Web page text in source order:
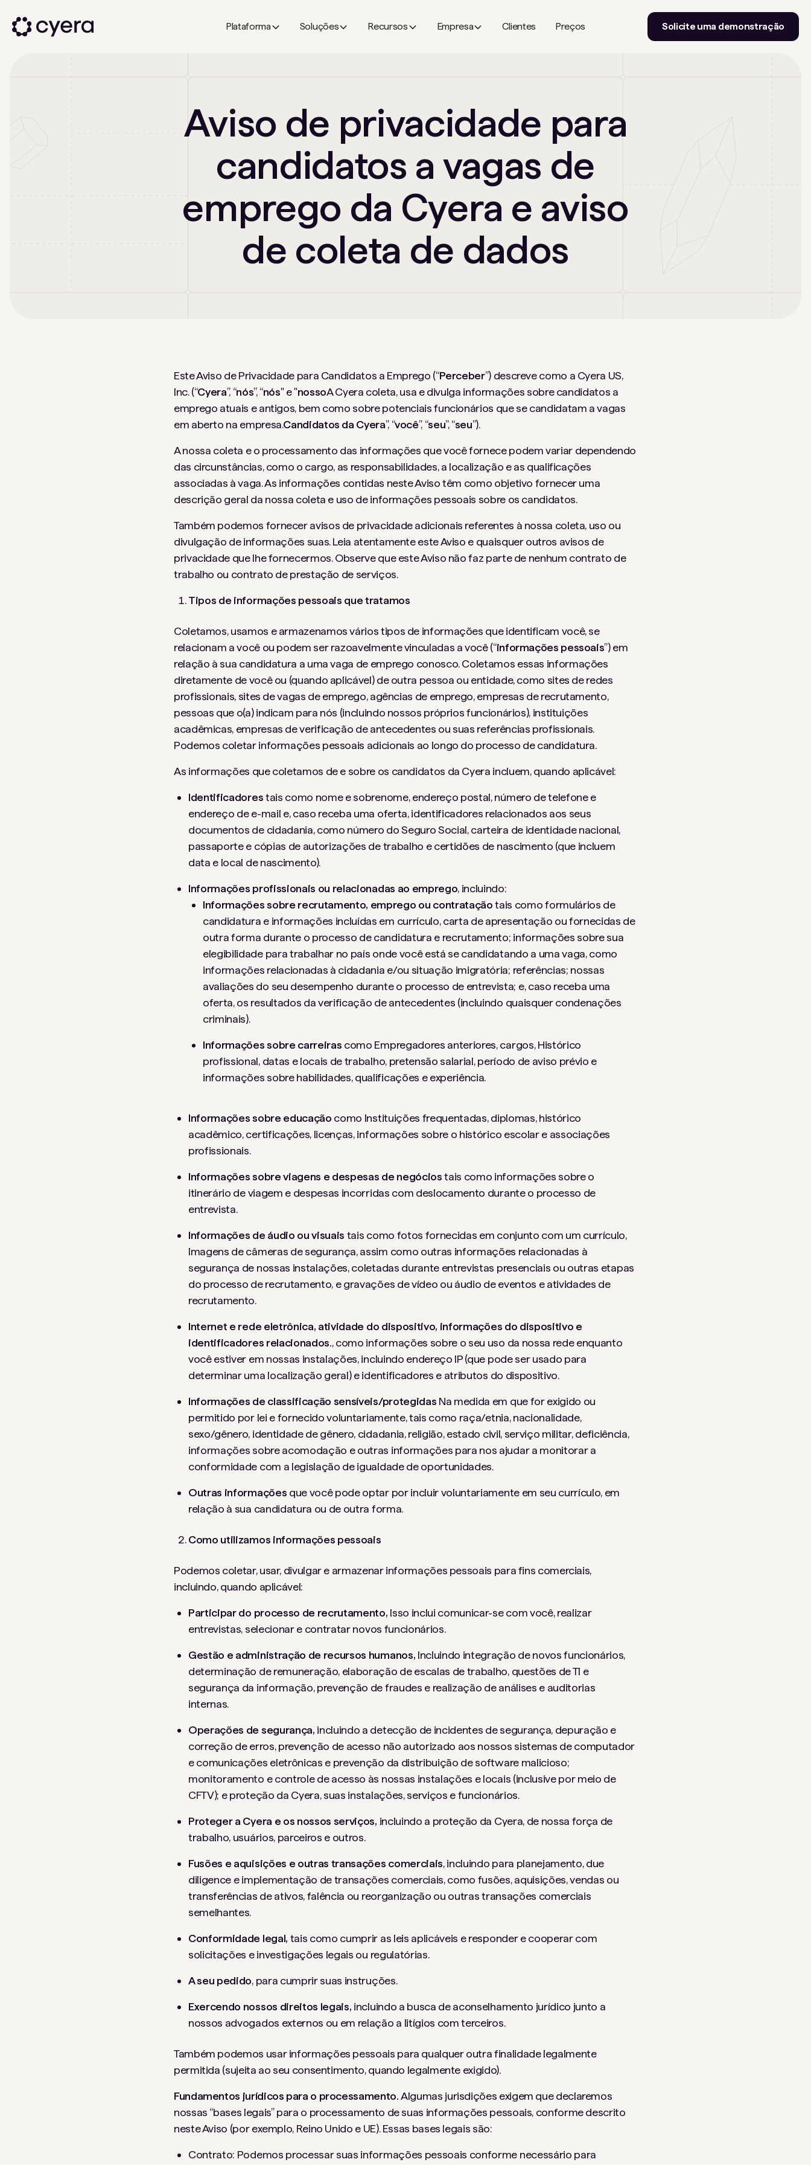
Plataforma Soluções Recursos Empresa Clientes Preços Solicite uma demonstração
Aviso de privacidade para
candidatos a vagas de
emprego da Cyera e aviso
de coleta de dados
Este Aviso de Privacidade para Candidatos a Emprego (“Perceber”) descreve como a Cyera US,
Inc. (“Cyera”, “nós”, “nós" e "nossoA Cyera coleta, usa e divulga informações sobre candidatos a
emprego atuais e antigos, bem como sobre potenciais funcionários que se candidatam a vagas
em aberto na empresa.Candidatos da Cyera”, “você”, “seu”, “seu”).
A nossa coleta e o processamento das informações que você fornece podem variar dependendo
das circunstâncias, como o cargo, as responsabilidades, a localização e as qualificações
associadas à vaga. As informações contidas neste Aviso têm como objetivo fornecer uma
descrição geral da nossa coleta e uso de informações pessoais sobre os candidatos.
Também podemos fornecer avisos de privacidade adicionais referentes à nossa coleta, uso ou
divulgação de informações suas. Leia atentamente este Aviso e quaisquer outros avisos de
privacidade que lhe fornecermos. Observe que este Aviso não faz parte de nenhum contrato de
trabalho ou contrato de prestação de serviços.
Tipos de informações pessoais que tratamos
Coletamos, usamos e armazenamos vários tipos de informações que identificam você, se
relacionam a você ou podem ser razoavelmente vinculadas a você (“informações pessoais”) em
relação à sua candidatura a uma vaga de emprego conosco. Coletamos essas informações
diretamente de você ou (quando aplicável) de outra pessoa ou entidade, como sites de redes
profissionais, sites de vagas de emprego, agências de emprego, empresas de recrutamento,
pessoas que o(a) indicam para nós (incluindo nossos próprios funcionários), instituições
acadêmicas, empresas de verificação de antecedentes ou suas referências profissionais.
Podemos coletar informações pessoais adicionais ao longo do processo de candidatura.
As informações que coletamos de e sobre os candidatos da Cyera incluem, quando aplicável:
Identificadorestais como nome e sobrenome, endereço postal, número de telefone e
endereço de e-mail e, caso receba uma oferta, identificadores relacionados aos seus
documentos de cidadania, como número do Seguro Social, carteira de identidade nacional,
passaporte e cópias de autorizações de trabalho e certidões de nascimento (que incluem
data e local de nascimento).
Informações profissionais ou relacionadas ao emprego, incluindo:
Informações sobre recrutamento, emprego ou contrataçãotais como formulários de
candidatura e informações incluídas em currículo, carta de apresentação ou fornecidas de
outra forma durante o processo de candidatura e recrutamento; informações sobre sua
elegibilidade para trabalhar no país onde você está se candidatando a uma vaga, como
informações relacionadas à cidadania e/ou situação imigratória; referências; nossas
avaliações do seu desempenho durante o processo de entrevista; e, caso receba uma
oferta, os resultados da verificação de antecedentes (incluindo quaisquer condenações
criminais).
Informações sobre carreiras como Empregadores anteriores, cargos, Histórico
profissional, datas e locais de trabalho, pretensão salarial, período de aviso prévio e
informações sobre habilidades, qualificações e experiência.
Informações sobre educação como Instituições frequentadas, diplomas, histórico
acadêmico, certificações, licenças, informações sobre o histórico escolar e associações
profissionais.
Informações sobre viagens e despesas de negóciostais como informações sobre o
itinerário de viagem e despesas incorridas com deslocamento durante o processo de
entrevista.
Informações de áudio ou visuais tais como fotos fornecidas em conjunto com um currículo,
Imagens de câmeras de segurança, assim como outras informações relacionadas à
segurança de nossas instalações, coletadas durante entrevistas presenciais ou outras etapas
do processo de recrutamento, e gravações de vídeo ou áudio de eventos e atividades de
recrutamento.
Internet e rede eletrônica, atividade do dispositivo, informações do dispositivo e
identificadores relacionados., como informações sobre o seu uso da nossa rede enquanto
você estiver em nossas instalações, incluindo endereço IP (que pode ser usado para
determinar uma localização geral) e identificadores e atributos do dispositivo.
Informações de classificação sensíveis/protegidas Na medida em que for exigido ou
permitido por lei e fornecido voluntariamente, tais como raça/etnia, nacionalidade,
sexo/gênero, identidade de gênero, cidadania, religião, estado civil, serviço militar, deficiência,
informações sobre acomodação e outras informações para nos ajudar a monitorar a
conformidade com a legislação de igualdade de oportunidades.
Outras informações que você pode optar por incluir voluntariamente em seu currículo, em
relação à sua candidatura ou de outra forma.
Como utilizamos informações pessoais
Podemos coletar, usar, divulgar e armazenar informações pessoais para fins comerciais,
incluindo, quando aplicável:
Participar do processo de recrutamento, Isso inclui comunicar-se com você, realizar
entrevistas, selecionar e contratar novos funcionários.
Gestão e administração de recursos humanos, Incluindo integração de novos funcionários,
determinação de remuneração, elaboração de escalas de trabalho, questões de TI e
segurança da informação, prevenção de fraudes e realização de análises e auditorias
internas.
Operações de segurança, incluindo a detecção de incidentes de segurança, depuração e
correção de erros, prevenção de acesso não autorizado aos nossos sistemas de computador
e comunicações eletrônicas e prevenção da distribuição de software malicioso;
monitoramento e controle de acesso às nossas instalações e locais (inclusive por meio de
CFTV); e proteção da Cyera, suas instalações, serviços e funcionários.
Proteger a Cyera e os nossos serviços, incluindo a proteção da Cyera, de nossa força de
trabalho, usuários, parceiros e outros.
Fusões e aquisições e outras transações comerciais, incluindo para planejamento, due
diligence e implementação de transações comerciais, como fusões, aquisições, vendas ou
transferências de ativos, falência ou reorganização ou outras transações comerciais
semelhantes.
Conformidade legal, tais como cumprir as leis aplicáveis ​​e responder e cooperar com
solicitações e investigações legais ou regulatórias.
A seu pedido, para cumprir suas instruções.
Exercendo nossos direitos legais, incluindo a busca de aconselhamento jurídico junto a
nossos advogados externos ou em relação a litígios com terceiros.
Também podemos usar informações pessoais para qualquer outra finalidade legalmente
permitida (sujeita ao seu consentimento, quando legalmente exigido).
Fundamentos jurídicos para o processamento.Algumas jurisdições exigem que declaremos
nossas “bases legais” para o processamento de suas informações pessoais, conforme descrito
neste Aviso (por exemplo, Reino Unido e UE). Essas bases legais são:
Contrato: Podemos processar suas informações pessoais conforme necessário para